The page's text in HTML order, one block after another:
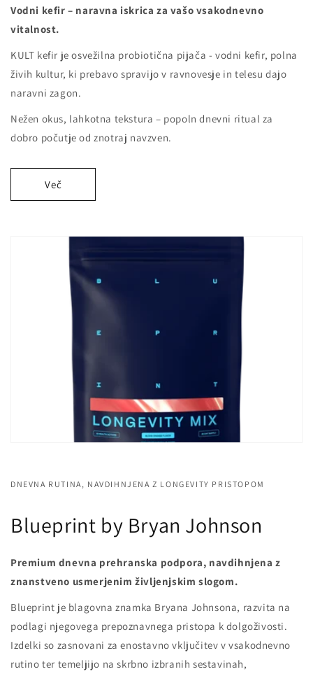
Vodni kefir – naravna iskrica za vašo vsakodnevno
vitalnost.
KULT kefir je osvežilna probiotična pijača - vodni kefir, polna
živih kultur, ki prebavo spravijo v ravnovesje in telesu dajo
naravni zagon.
Nežen okus, lahkotna tekstura – popoln dnevni ritual za
dobro počutje od znotraj navzven.
Več
DNEVNA RUTINA, NAVDIHNJENA Z LONGEVITY PRISTOPOM
Blueprint by Bryan Johnson
Premium dnevna prehranska podpora, navdihnjena z
znanstveno usmerjenim življenjskim slogom.
Blueprint je blagovna znamka Bryana Johnsona, razvita na
podlagi njegovega prepoznavnega pristopa k dolgoživosti.
Izdelki so zasnovani za enostavno vključitev v vsakodnevno
rutino ter temeljijo na skrbno izbranih sestavinah,